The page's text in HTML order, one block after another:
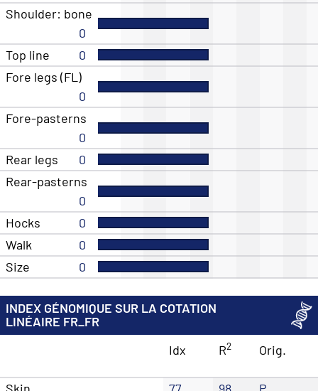
Shoulder: bone
0
Top line
0
Fore legs (FL)
0
Fore-pasterns
0
Rear legs
0
Rear-pasterns
0
Hocks
0
Walk
0
Size
0
INDEX GÉNOMIQUE SUR LA COTATION
LINÉAIRE FR_FR
Idx
R2 Orig.
Skin 77 98
P